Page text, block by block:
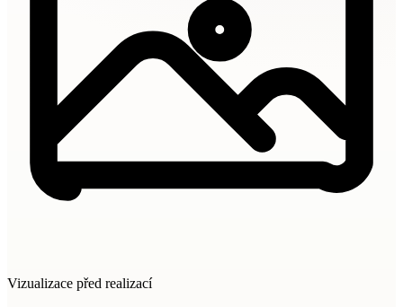
Vizualizace před realizací